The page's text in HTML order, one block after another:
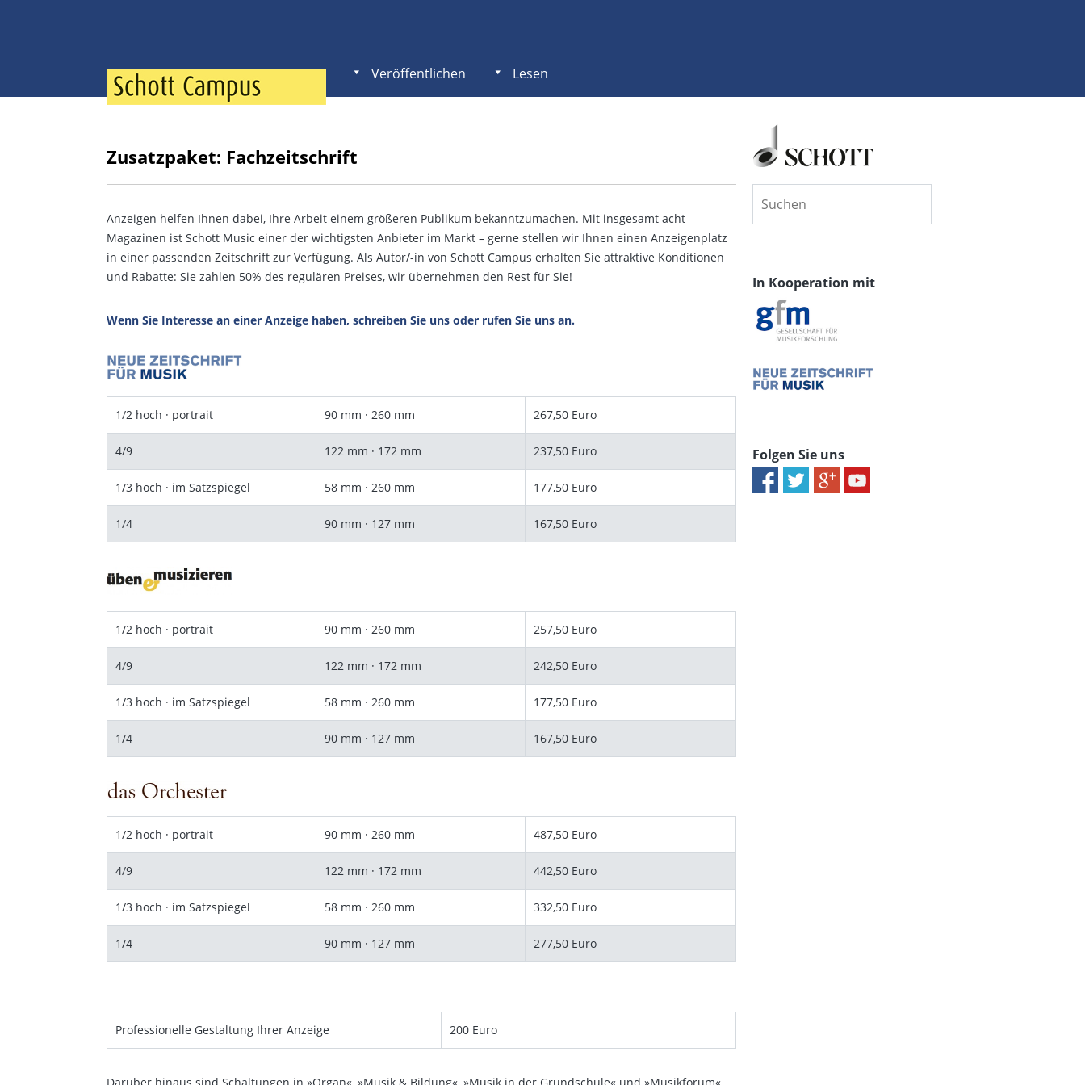
Veröffentlichen Lesen
Zusatzpaket: Fachzeitschrift
Anzeigen helfen Ihnen dabei, Ihre Arbeit einem größeren Publikum bekanntzumachen. Mit insgesamt acht
Magazinen ist Schott Music einer der wichtigsten Anbieter im Markt – gerne stellen wir Ihnen einen Anzeigenplatz
in einer passenden Zeitschrift zur Verfügung. Als Autor/-in von Schott Campus erhalten Sie attraktive Konditionen
und Rabatte: Sie zahlen 50% des regulären Preises, wir übernehmen den Rest für Sie!
Wenn Sie Interesse an einer Anzeige haben, schreiben Sie uns oder rufen Sie uns an.
1/2 hoch · portrait 90 mm · 260 mm 267,50 Euro
4/9 122 mm · 172 mm 237,50 Euro
1/3 hoch · im Satzspiegel 58 mm · 260 mm 177,50 Euro
1/4 90 mm · 127 mm 167,50 Euro
1/2 hoch · portrait 90 mm · 260 mm 257,50 Euro
4/9 122 mm · 172 mm 242,50 Euro
1/3 hoch · im Satzspiegel 58 mm · 260 mm 177,50 Euro
1/4 90 mm · 127 mm 167,50 Euro
1/2 hoch · portrait 90 mm · 260 mm 487,50 Euro
4/9 122 mm · 172 mm 442,50 Euro
1/3 hoch · im Satzspiegel 58 mm · 260 mm 332,50 Euro
1/4 90 mm · 127 mm 277,50 Euro
Professionelle Gestaltung Ihrer Anzeige 200 Euro
In Kooperation mit
Folgen Sie uns